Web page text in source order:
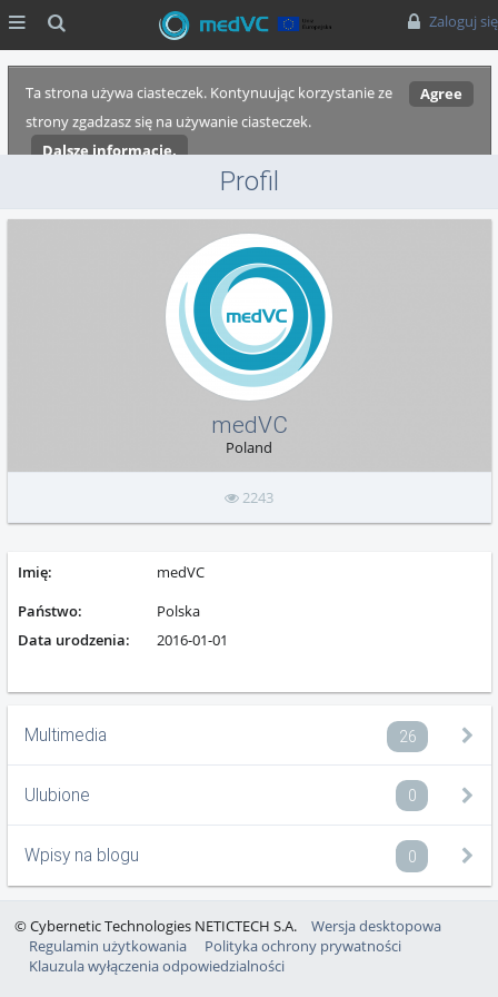
Zaloguj się
Agree
Ta strona używa ciasteczek. Kontynuując korzystanie ze
strony zgadzasz się na używanie ciasteczek.
Dalsze informacje.
Profil
medVC
Poland
2243
Imię:
medVC
Państwo:
Polska
Data urodzenia:
2016-01-01
Multimedia 26
Ulubione 0
Wpisy na blogu 0
© Cybernetic Technologies NETICTECH S.A.
Wersja desktopowa
Regulamin użytkowania
Polityka ochrony prywatności
Klauzula wyłączenia odpowiedzialności